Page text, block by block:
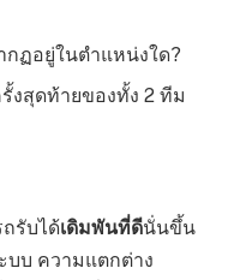
ฏอยู่ในตำแหน่งใด?
งสุดท้ายของทั้ง 2 ทีม
รับได้เดิมพันที่ดีนั่นขึ้น
บ ความแตกต่าง